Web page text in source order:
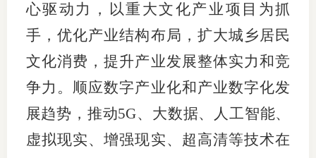
心驱动力，以重大文化产业项目为抓
手，优化产业结构布局，扩大城乡居民
文化消费，提升产业发展整体实力和竞
争力。顺应数字产业化和产业数字化发
展趋势，推动5G、大数据、人工智能、
虚拟现实、增强现实、超高清等技术在